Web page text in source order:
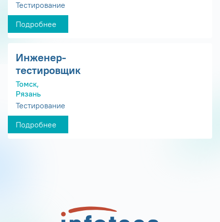
Тестирование
Подробнее
Инженер-
тестировщик
Томск,
Рязань
Тестирование
Подробнее